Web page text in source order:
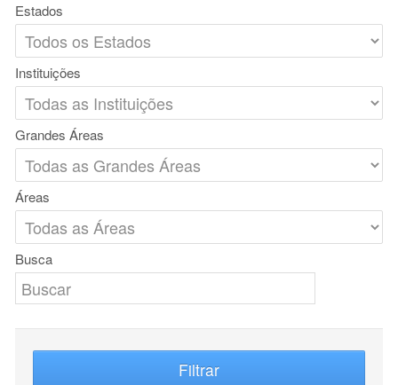
Estados
Instituições
Grandes Áreas
Áreas
Busca
Filtrar